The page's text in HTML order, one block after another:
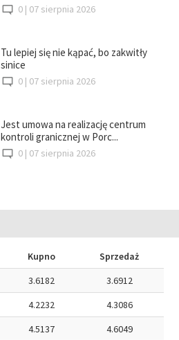
0 | 07 sierpnia 2026
Tu lepiej się nie kąpać, bo zakwitły
sinice
0 | 07 sierpnia 2026
Jest umowa na realizację centrum
kontroli granicznej w Porc...
0 | 07 sierpnia 2026
Kupno
Sprzedaż
3.6182
3.6912
4.2232
4.3086
4.5137
4.6049